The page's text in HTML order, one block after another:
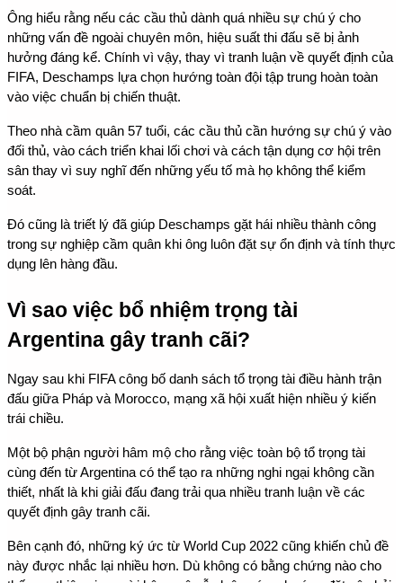
Ông hiểu rằng nếu các cầu thủ dành quá nhiều sự chú ý cho
những vấn đề ngoài chuyên môn, hiệu suất thi đấu sẽ bị ảnh
hưởng đáng kể. Chính vì vậy, thay vì tranh luận về quyết định của
FIFA, Deschamps lựa chọn hướng toàn đội tập trung hoàn toàn
vào việc chuẩn bị chiến thuật.
Theo nhà cầm quân 57 tuổi, các cầu thủ cần hướng sự chú ý vào
đối thủ, vào cách triển khai lối chơi và cách tận dụng cơ hội trên
sân thay vì suy nghĩ đến những yếu tố mà họ không thể kiểm
soát.
Đó cũng là triết lý đã giúp Deschamps gặt hái nhiều thành công
trong sự nghiệp cầm quân khi ông luôn đặt sự ổn định và tính thực
dụng lên hàng đầu.
Vì sao việc bổ nhiệm trọng tài
Argentina gây tranh cãi?
Ngay sau khi FIFA công bố danh sách tổ trọng tài điều hành trận
đấu giữa Pháp và Morocco, mạng xã hội xuất hiện nhiều ý kiến
trái chiều.
Một bộ phận người hâm mộ cho rằng việc toàn bộ tổ trọng tài
cùng đến từ Argentina có thể tạo ra những nghi ngại không cần
thiết, nhất là khi giải đấu đang trải qua nhiều tranh luận về các
quyết định gây tranh cãi.
Bên cạnh đó, những ký ức từ World Cup 2022 cũng khiến chủ đề
này được nhắc lại nhiều hơn. Dù không có bằng chứng nào cho